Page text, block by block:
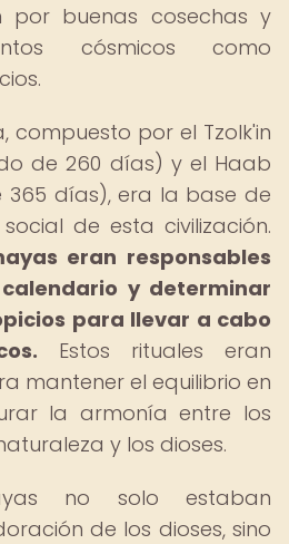
por buenas cosechas y
cósmicos como
compuesto por el Tzolk'in
de 260 días) y el Haab
365 días), era la base de
de esta civilización.
eran responsables
y determinar
para llevar a cabo
Estos rituales eran
mantener el equilibrio en
la armonía entre los
y los dioses.
no solo estaban
de los dioses, sino